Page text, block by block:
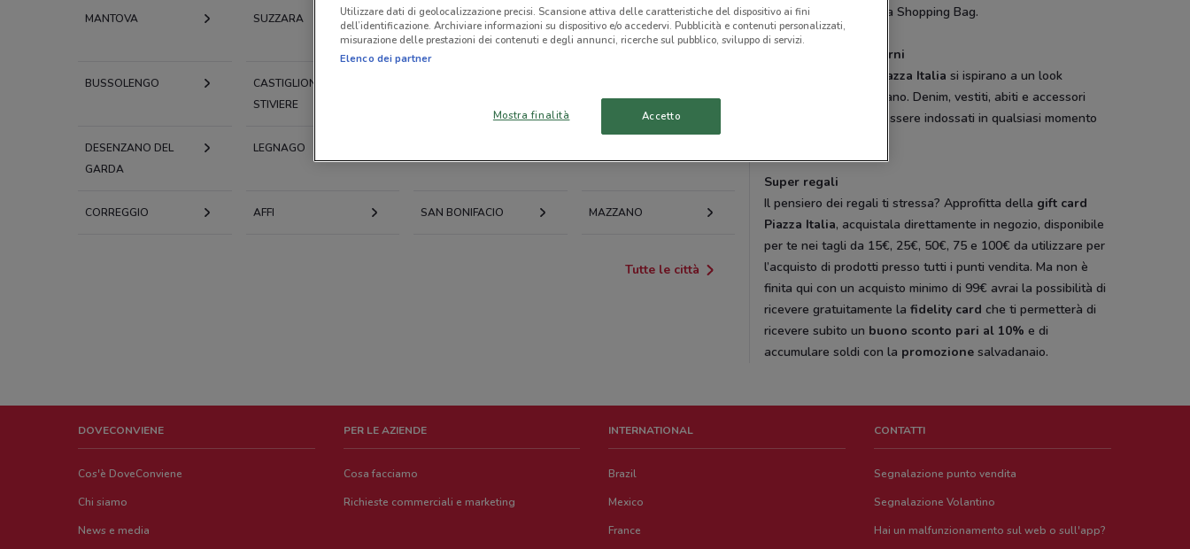
MANTOVA SUZZARA VERONA
SAN GIOVANNI
LUPATOTO
BUSSOLENGO
CASTIGLIONE DELLE
STIVIERE
DESENZANO DEL
GARDA
LEGNAGO
CORREGGIO AFFI SAN BONIFACIO MAZZANO
Tutte le città
ufficiale e riempi la tua Shopping Bag.
Abiti comodi e moderni
collezioni Piazza Italiasi ispirano a un look
moderno e metropolitano. Denim, vestiti, abiti e accessori
sono disegnati e per essere indossati in qualsiasi momento
Super regali
Il pensiero dei regali ti stressa? Approfitta della gift card
Piazza Italia, acquistala direttamente in negozio, disponibile
per te nei tagli da 15€, 25€, 50€, 75 e 100€ da utilizzare per
l’acquisto di prodotti presso tutti i punti vendita. Ma non è
finita qui con un acquisto minimo di 99€ avrai la possibilità di
ricevere gratuitamente lafidelity card che ti permetterà di
ricevere subito un buono sconto pari al 10% e di
accumulare soldi con la promozione salvadanaio.
DOVECONVIENE
Cos'è DoveConviene
Chi siamo
News e media
PER LE AZIENDE
Cosa facciamo
Richieste commerciali e marketing
INTERNATIONAL
Brazil
Mexico
France
CONTATTI
Segnalazione punto vendita
Segnalazione Volantino
Hai un malfunzionamento sul web o sull'app?
Utilizzare dati di geolocalizzazione precisi. Scansione attiva delle caratteristiche del dispositivo ai fini
dell’identificazione. Archiviare informazioni su dispositivo e/o accedervi. Pubblicità e contenuti personalizzati,
misurazione delle prestazioni dei contenuti e degli annunci, ricerche sul pubblico, sviluppo di servizi.
Elenco dei partner
Mostra finalità Accetto